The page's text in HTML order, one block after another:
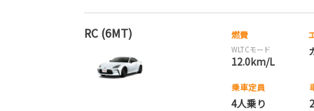
RC (6MT) 燃費
WLTCモード
12.0km/L
乗車定員
4人乗り